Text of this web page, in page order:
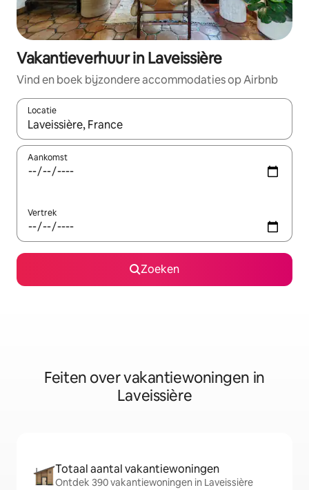
Vakantieverhuur in Laveissière
Vind en boek bijzondere accommodaties op Airbnb
Locatie
Wanneer er suggesties beschikbaar zijn, maak je een keuze
Aankomst
Vertrek
Zoeken
Feiten over vakantiewoningen in
Laveissière
Totaal aantal vakantiewoningen
Ontdek 390 vakantiewoningen in Laveissière